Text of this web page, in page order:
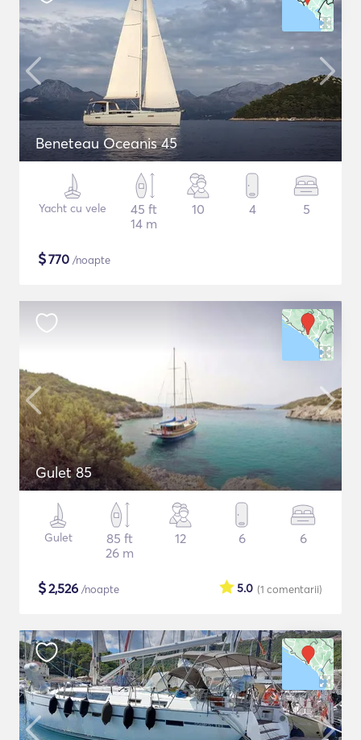
Beneteau Oceanis 45
Yacht cu vele
45 ft
14 m
10 4 5
$770 /noapte
Gulet 85
Gulet
85 ft
26 m
12 6 6
$2,526 /noapte (1 comentarii)
5.0